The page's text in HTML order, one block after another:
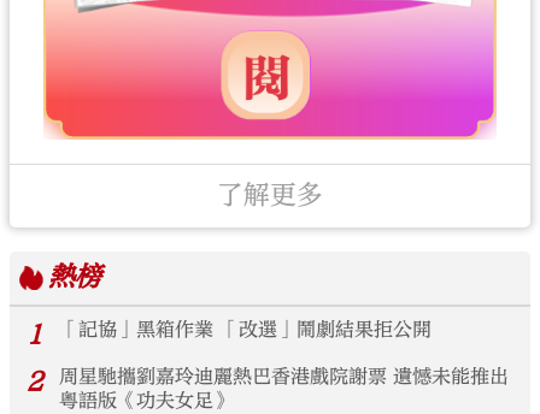
了解更多
熱榜
1
「記協」黑箱作業 「改選」鬧劇結果拒公開
2
周星馳攜劉嘉玲迪麗熱巴香港戲院謝票 遺憾未能推出
粵語版《功夫女足》